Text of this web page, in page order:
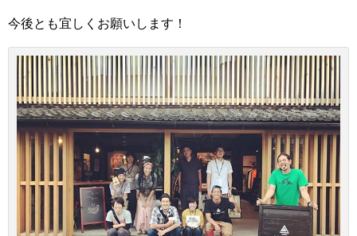
今後とも宜しくお願いします！